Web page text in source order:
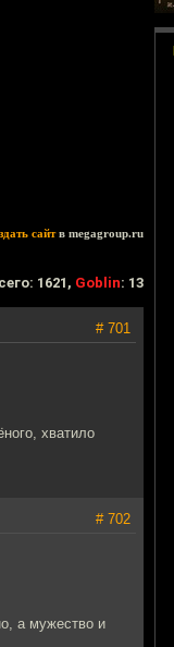
сайтв megagroup.ru
1621, Goblin: 13
# 701
хватило
# 702
а мужество и